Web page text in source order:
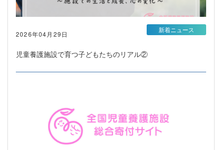
2026年04月29日
児童養護施設で育つ子どもたちのリアル②
新着ニュース